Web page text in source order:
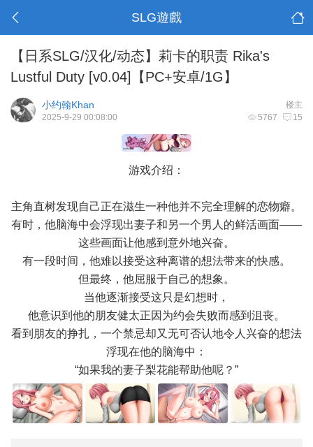
SLG遊戲
【日系SLG/汉化/动态】莉卡的职责 Rika's
Lustful Duty [v0.04]【PC+安卓/1G】
楼主
小约翰Khan
5767 15
2025-9-29 00:08:00
游戏介绍：
主角直树发现自己正在滋生一种他并不完全理解的恋物癖。
有时，他脑海中会浮现出妻子和另一个男人的鲜活画面——
这些画面让他感到意外地兴奋。
有一段时间，他难以接受这种离谱的想法带来的快感。
但最终，他屈服于自己的想象。
当他逐渐接受这只是幻想时，
他意识到他的朋友健太正因为约会失败而感到沮丧。
看到朋友的挣扎，一个禁忌却又无可否认地令人兴奋的想法
浮现在他的脑海中：
“如果我的妻子梨花能帮助他呢？”